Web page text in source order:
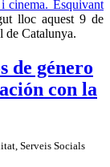
cinema. Esquivant
lloc aquest 9 de
de Catalunya.
de género
con la
Serveis Socials